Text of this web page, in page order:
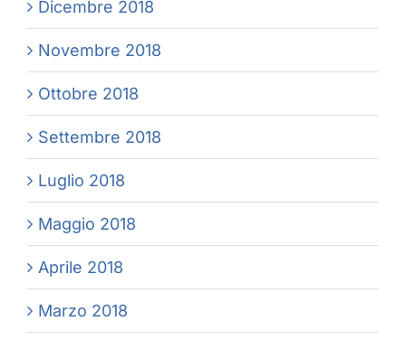
Dicembre 2018
Novembre 2018
Ottobre 2018
Settembre 2018
Luglio 2018
Maggio 2018
Aprile 2018
Marzo 2018